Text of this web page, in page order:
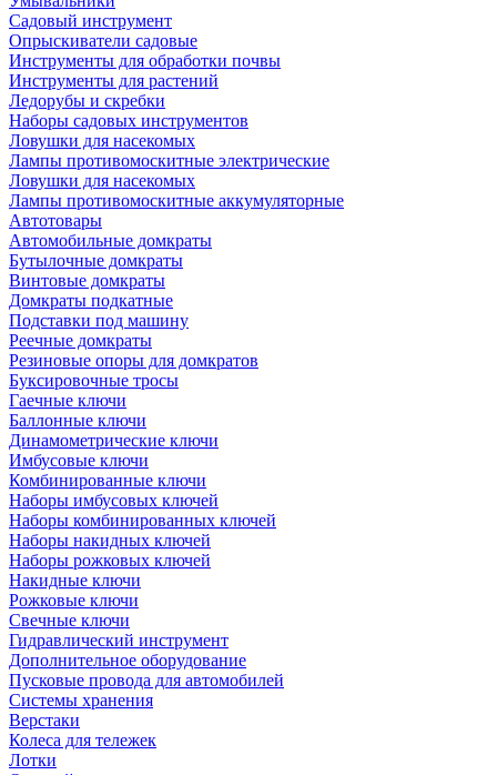
Садовый инструмент
Опрыскиватели садовые
Инструменты для обработки почвы
Инструменты для растений
Ледорубы и скребки
Наборы садовых инструментов
Ловушки для насекомых
Лампы противомоскитные электрические
Ловушки для насекомых
Лампы противомоскитные аккумуляторные
Автотовары
Автомобильные домкраты
Бутылочные домкраты
Винтовые домкраты
Домкраты подкатные
Подставки под машину
Реечные домкраты
Резиновые опоры для домкратов
Буксировочные тросы
Гаечные ключи
Баллонные ключи
Динамометрические ключи
Имбусовые ключи
Комбинированные ключи
Наборы имбусовых ключей
Наборы комбинированных ключей
Наборы накидных ключей
Наборы рожковых ключей
Накидные ключи
Рожковые ключи
Свечные ключи
Гидравлический инструмент
Дополнительное оборудование
Пусковые провода для автомобилей
Системы хранения
Верстаки
Колеса для тележек
Лотки